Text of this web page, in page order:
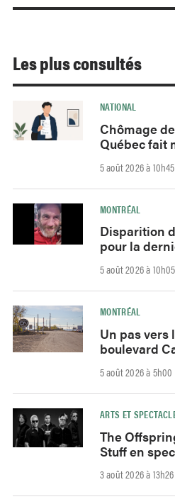
Les plus consultés
NATIONAL
Chômage
Québec fait
5 août 2026 à 10h45
MONTRÉAL
Disparition
pour la
5 août 2026 à 10h05
MONTRÉAL
Un pas vers
boulevard
5 août 2026 à 5h00
ARTS ET
The
Stuff en
3 août 2026 à 13h26